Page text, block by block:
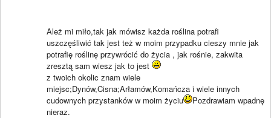
Ależ mi miło,tak jak mówisz każda roślina potrafi
uszczęśliwić tak jest też w moim przypadku cieszy mnie jak
potrafię roślinę przywrócić do życia , jak rośnie, zakwita
zresztą sam wiesz jak to jest
z twoich okolic znam wiele
miejsc;Dynów,Cisna;Arłamów,Komańcza i wiele innych
cudownych przystanków w moim życiu
Pozdrawiam wpadnę
nieraz.